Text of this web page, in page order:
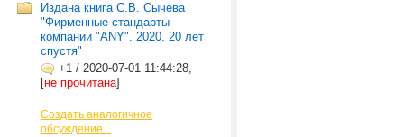
Издана книга С.В. Сычева
"Фирменные стандарты
компании "ANY". 2020. 20 лет
спустя"
+1 / 2020-07-01 11:44:28,
[не прочитана]
Создать аналогичное
обсуждение...